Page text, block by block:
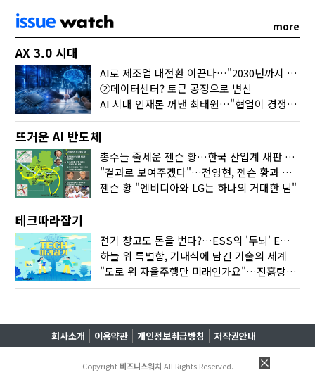
more
AX 3.0 시대
AI로 제조업 대전환 이끈다…"2030년까지 민관합동 20조 투자"
②데이터센터? 토큰 공장으로 변신
AI 시대 인재론 꺼낸 최태원…"협업이 경쟁력"
뜨거운 AI 반도체
총수들 줄세운 젠슨 황…한국 산업계 새판 짰다
"결과로 보여주겠다"…전영현, 젠슨 황과 HBM5 논의
젠슨 황 "엔비디아와 LG는 하나의 거대한 팀"
테크따라잡기
전기 창고도 돈을 번다?…ESS의 '두뇌' EMO가 뭐길래
하늘 위 특별함, 기내식에 담긴 기술의 세계
"도로 위 자율주행만 미래인가요"…진흙탕서 길 내는 HD현대 AI 기술
회사소개 이용약관 개인정보취급방침 저작권안내
Copyright 비즈니스워치 All Rights Reserved.